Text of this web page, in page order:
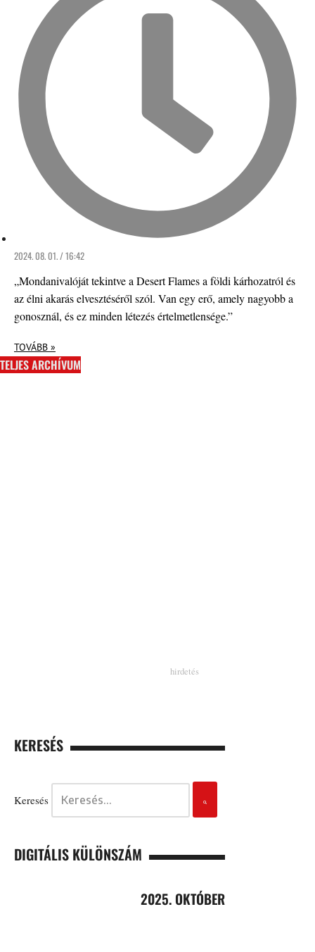
2024. 08. 01. / 16:42
„Mondanivalóját tekintve a Desert Flames a földi kárhozatról és
az élni akarás elvesztéséről szól. Van egy erő, amely nagyobb a
gonosznál, és ez minden létezés értelmetlensége.”
TOVÁBB »
TELJES ARCHÍVUM
KERESÉS
Keresés
DIGITÁLIS KÜLÖNSZÁM
2025. OKTÓBER